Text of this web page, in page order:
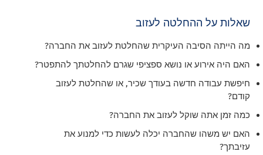
שאלות על ההחלטה לעזוב
מה הייתה הסיבה העיקרית שהחלטת לעזוב את החברה?
האם היה אירוע או נושא ספציפי שגרם להחלטתך להתפטר?
חיפשת עבודה חדשה בעודך שכיר, או שהחלטת לעזוב
קודם?
כמה זמן אתה שוקל לעזוב את החברה?
האם יש משהו שהחברה יכלה לעשות כדי למנוע את
עזיבתך?